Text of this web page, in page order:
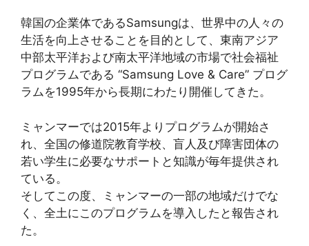
韓国の企業体であるSamsungは、世界中の人々の
生活を向上させることを目的として、東南アジア
中部太平洋および南太平洋地域の市場で社会福祉
プログラムである “Samsung Love & Care” プログ
ラムを1995年から長期にわたり開催してきた。
ミャンマーでは2015年よりプログラムが開始さ
れ、全国の修道院教育学校、盲人及び障害団体の
若い学生に必要なサポートと知識が毎年提供され
ている。
そしてこの度、ミャンマーの一部の地域だけでな
く、全土にこのプログラムを導入したと報告され
た。